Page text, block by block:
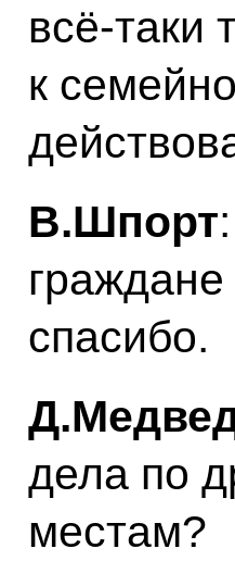
всё‑таки
к
В.Шпорт
спасибо.
дела по
местам?